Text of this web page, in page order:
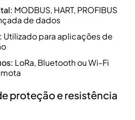
MODBUS, HART, PROFIBUS
de dados
Utilizado para aplicações de
LoRa, Bluetooth ou Wi-Fi
proteção e resistência